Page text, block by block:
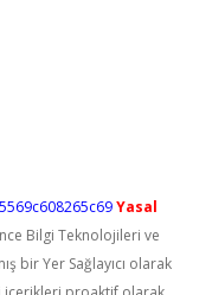
Yasal
Bilgi Teknolojileri ve
bir Yer Sağlayıcı olarak